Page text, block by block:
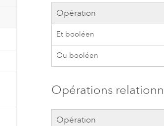
Opération
Et booléen
Ou booléen
Opérations
Opération